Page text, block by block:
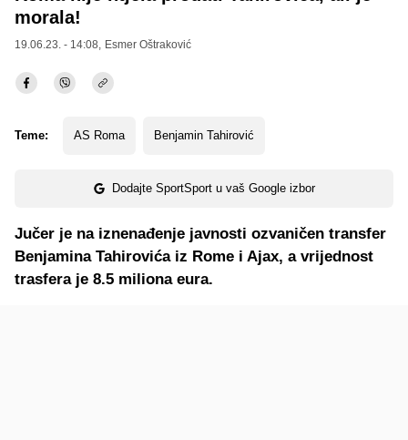
morala!
19.06.23. - 14:08, Esmer Oštraković
Teme: AS Roma Benjamin Tahirović
Dodajte SportSport u vaš Google izbor
Jučer je na iznenađenje javnosti ozvaničen transfer
Benjamina Tahirovića iz Rome i Ajax, a vrijednost
trasfera je 8.5 miliona eura.